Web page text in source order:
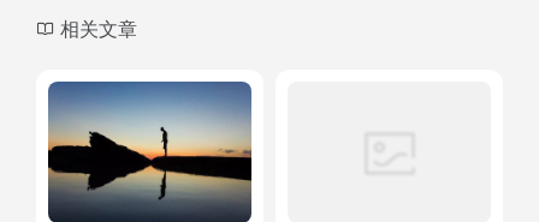
相关文章